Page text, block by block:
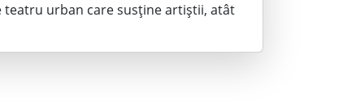
urban care susține artiștii, atât